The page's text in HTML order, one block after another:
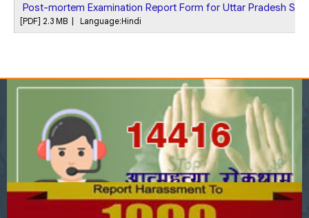
Post-mortem Examination Report Form for Uttar Pradesh
[PDF] 2.3 MB | Language:Hindi